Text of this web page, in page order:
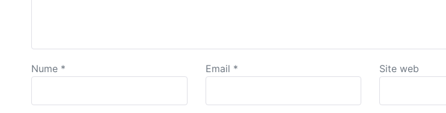
Nume * Email * Site web